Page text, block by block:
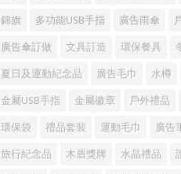
錦旗 多功能USB手指 廣告雨傘
廣告傘訂做 文具訂造 環保餐具
夏日及運動紀念品 廣告毛巾 水樽
金屬USB手指 金屬徽章 戶外禮品
環保袋 禮品套裝 運動毛巾 廣告
旅行紀念品 木盾獎牌 水晶禮品